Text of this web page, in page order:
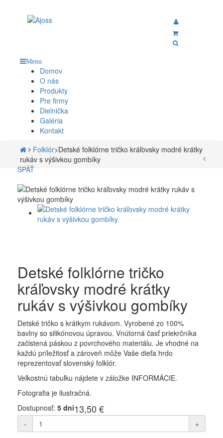
Menu
Domov
O nás
Produkty
Pre firmy
Dielnička
Galéria
Kontakt
Folklór>Detské folklórne tričko kráľovsky modré krátky
rukáv s výšivkou gombíky
SPÄŤ
Detské folklórne tričko
kráľovsky modré krátky
rukáv s výšivkou gombíky
Detské tričko s krátkym rukávom. Vyrobené zo 100%
bavlny so silikónovou úpravou. Vnútorná časť priekrčníka
začistená páskou z povrchového materiálu. Je vhodné na
každú príležitosť a zároveň môže Vaše dieťa hrdo
reprezentovať slovenský folklór.
Veľkostnú tabuľku nájdete v záložke INFORMÁCIE.
Fotografia je ilustračná.
Dostupnosť: 5 dni13,50 €
- +